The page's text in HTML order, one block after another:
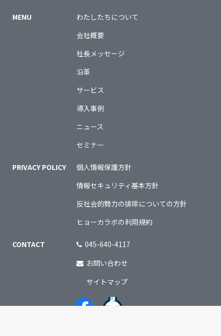
MENU
わたしたちについて
会社概要
社長メッセージ
沿革
サービス
導入事例
ニュース
セミナー
PRIVACY POLICY
個人情報保護方針
情報セキュリティ基本方針
反社会的勢力の排除についての方針
ヒョーカラボの利用規約
CONTACT
045-640-4117
お問い合わせ
サイトマップ